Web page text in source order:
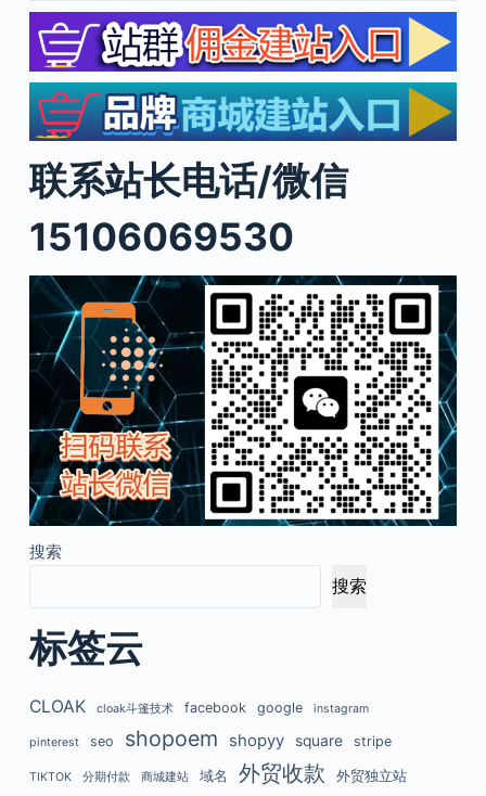
联系站长电话/微信
15106069530
搜索
搜索
标签云
CLOAK cloak斗篷技术 facebook google instagram
pinterest seo shopoem shopyy square stripe
TIKTOK 分期付款 商城建站 域名 外贸收款 外贸独立站